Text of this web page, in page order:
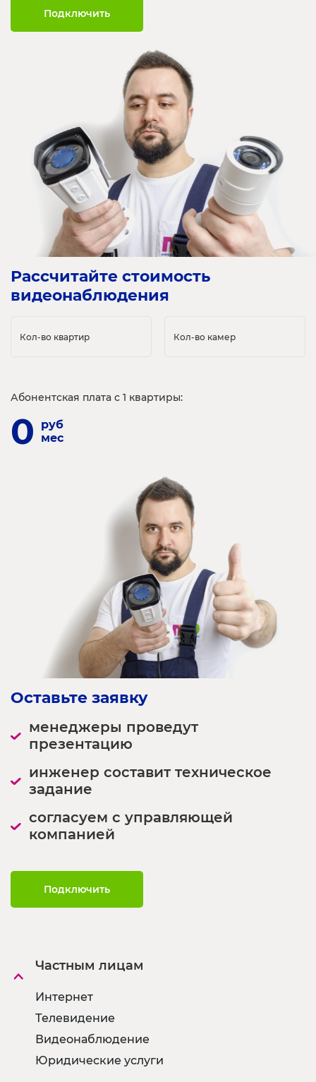
Подключить
Рассчитайте стоимость
видеонаблюдения
Кол-во квартир Кол-во камер
Абонентская плата с 1 квартиры:
0
руб
мес
Оставьте заявку
менеджеры проведут
презентацию
инженер составит техническое
задание
согласуем с управляющей
компанией
Подключить
Частным лицам
Интернет
Телевидение
Видеонаблюдение
Юридические услуги